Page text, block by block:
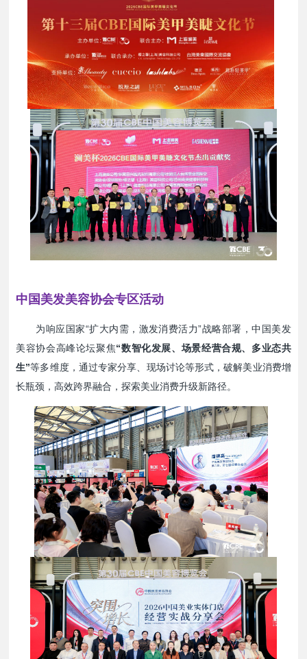
中国美发美容协会专区活动
为响应国家“扩大内需，激发消费活力”战略部署，中国美发
美容协会高峰论坛聚焦“数智化发展、场景经营合规、多业态共
生”等多维度，通过专家分享、现场讨论等形式，破解美业消费增
长瓶颈，高效跨界融合，探索美业消费升级新路径。